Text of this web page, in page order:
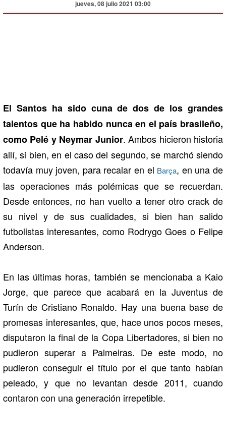
jueves, 08 julio 2021 03:00
El Santos ha sido cuna de dos de los grandes
talentos que ha habido nunca en el país brasileño,
como Pelé y Neymar Junior. Ambos hicieron historia
allí, si bien, en el caso del segundo, se marchó siendo
todavía muy joven, para recalar en el Barça, en una de
las operaciones más polémicas que se recuerdan.
Desde entonces, no han vuelto a tener otro crack de
su nivel y de sus cualidades, si bien han salido
futbolistas interesantes, como Rodrygo Goes o Felipe
Anderson.
En las últimas horas, también se mencionaba a Kaio
Jorge, que parece que acabará en la Juventus de
Turín de Cristiano Ronaldo. Hay una buena base de
promesas interesantes, que, hace unos pocos meses,
disputaron la final de la Copa Libertadores, si bien no
pudieron superar a Palmeiras. De este modo, no
pudieron conseguir el título por el que tanto habían
peleado, y que no levantan desde 2011, cuando
contaron con una generación irrepetible.